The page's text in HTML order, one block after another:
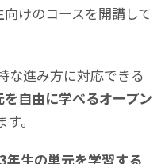
けのコースを開講して
な進み方に対応できる
を自由に学べるオープン
。
年生の単元を学習する